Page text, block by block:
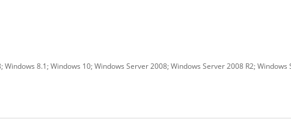
8.1; Windows 10; Windows Server 2008; Windows Server 2008 R2; Windows